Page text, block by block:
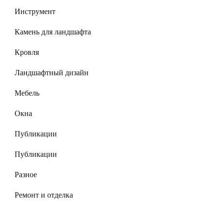
Инструмент
Камень для ландшафта
Кровля
Ландшафтный дизайн
Мебель
Окна
Публикации
Публикации
Разное
Ремонт и отделка